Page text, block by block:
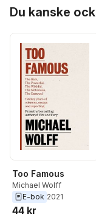
Du kanske
Too Famous
Michael Wolff
E-bok 2021
44 kr